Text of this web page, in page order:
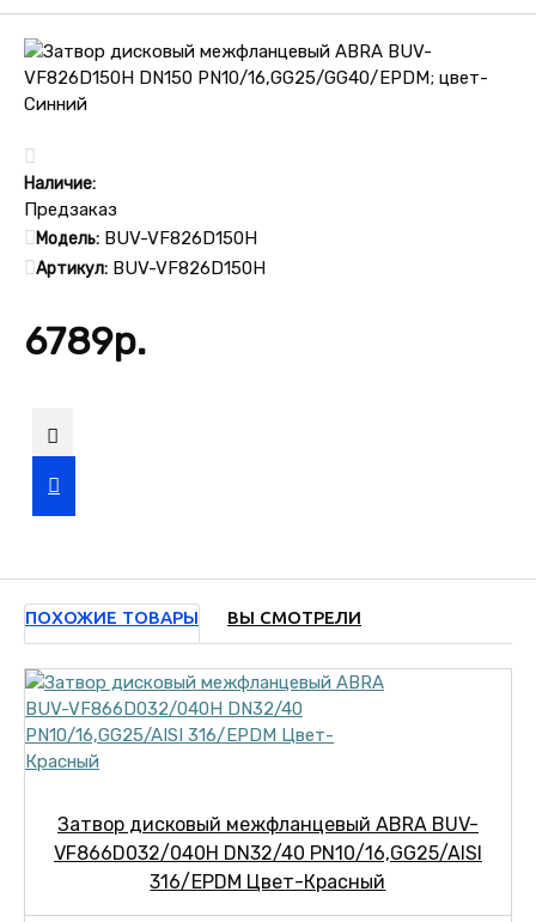
Наличие:
Предзаказ
Модель: BUV-VF826D150H
Артикул: BUV-VF826D150H
6789р.
ПОХОЖИЕ ТОВАРЫ ВЫ СМОТРЕЛИ
Затвор дисковый межфланцевый ABRA BUV-
VF866D032/040H DN32/40 PN10/16,GG25/AISI
316/EPDM Цвет-Красный